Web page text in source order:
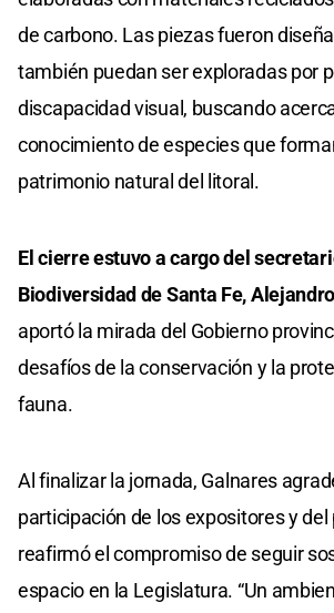
de carbono. Las piezas fueron
también puedan ser exploradas por
discapacidad visual, buscando
conocimiento de especies que
patrimonio natural del litoral.
El cierre estuvo a cargo del
Biodiversidad de Santa Fe,
aportó la mirada del Gobierno
desafíos de la conservación y la
fauna.
Al finalizar la jornada, Galnares
participación de los expositores y del
reafirmó el compromiso de seguir
espacio en la Legislatura. “Un